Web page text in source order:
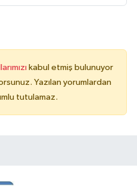
kabul etmiş bulunuyor
Yazılan yorumlardan
tutulamaz.